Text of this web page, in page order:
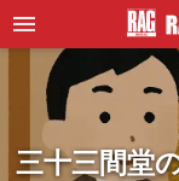
三十三間堂